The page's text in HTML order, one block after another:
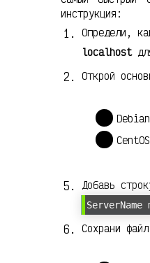
инструкция:
Определи,
localhost
Открой
Добавь
ServerName
Сохрани